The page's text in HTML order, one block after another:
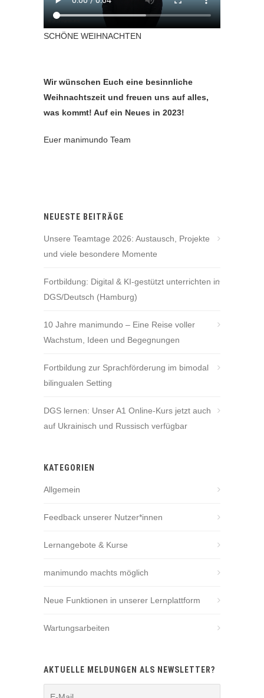
SCHÖNE WEIHNACHTEN
Wir wünschen Euch eine besinnliche
Weihnachtszeit und freuen uns auf alles,
was kommt! Auf ein Neues in 2023!
Euer manimundo Team
NEUESTE BEITRÄGE
Unsere Teamtage 2026: Austausch, Projekte
und viele besondere Momente
Fortbildung: Digital & KI-gestützt unterrichten in
DGS/Deutsch (Hamburg)
10 Jahre manimundo – Eine Reise voller
Wachstum, Ideen und Begegnungen
Fortbildung zur Sprachförderung im bimodal
bilingualen Setting
DGS lernen: Unser A1 Online-Kurs jetzt auch
auf Ukrainisch und Russisch verfügbar
KATEGORIEN
Allgemein
Feedback unserer Nutzer*innen
Lernangebote & Kurse
manimundo machts möglich
Neue Funktionen in unserer Lernplattform
Wartungsarbeiten
AKTUELLE MELDUNGEN ALS NEWSLETTER?